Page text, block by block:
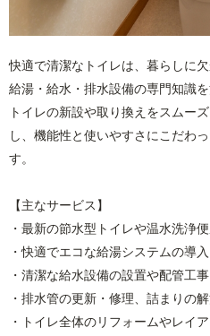
快適で清潔なトイレは、暮らしに
給湯・給水・排水設備の専門知識を
トイレの新設や取り換えをスムー
し、機能性と使いやすさにこだわ
す。
【主なサービス】
・最新の節水型トイレや温水洗浄
・快適でエコな給湯システムの導
・清潔な給水設備の設置や配管工事
・排水管の更新・修理、詰まりの
・トイレ全体のリフォームやレイ